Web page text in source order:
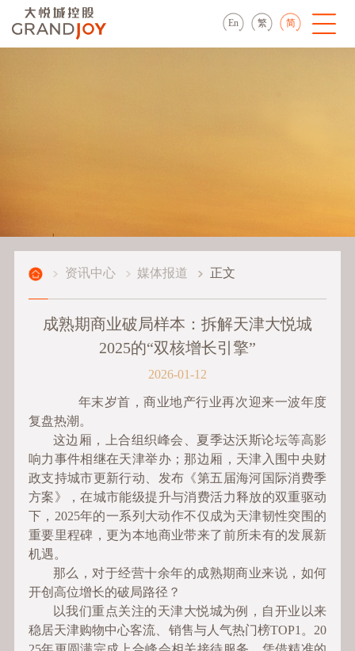
En 繁 简
资讯中心 媒体报道 正文
成熟期商业破局样本：拆解天津大悦城
2025的“双核增长引擎”
2026-01-12
年末岁首，商业地产行业再次迎来一波年度
复盘热潮。
这边厢，上合组织峰会、夏季达沃斯论坛等高影
响力事件相继在天津举办；那边厢，天津入围中央财
政支持城市更新行动、发布《第五届海河国际消费季
方案》，在城市能级提升与消费活力释放的双重驱动
下，2025年的一系列大动作不仅成为天津韧性突围的
重要里程碑，更为本地商业带来了前所未有的发展新
机遇。
那么，对于经营十余年的成熟期商业来说，如何
开创高位增长的破局路径？
以我们重点关注的天津大悦城为例，自开业以来
稳居天津购物中心客流、销售与人气热门榜TOP1。20